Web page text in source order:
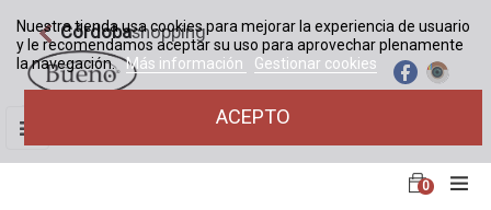
Córdobashopping
Navegación
de
palanca
☰
0
Nuestra tienda usa cookies para mejorar la experiencia de usuario
y le recomendamos aceptar su uso para aprovechar plenamente
la navegación. Más información Gestionar cookies
ACEPTO